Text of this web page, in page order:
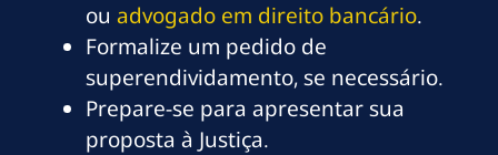
ou advogado em direito bancário.
Formalize um pedido de
superendividamento, se necessário.
Prepare-se para apresentar sua
proposta à Justiça.